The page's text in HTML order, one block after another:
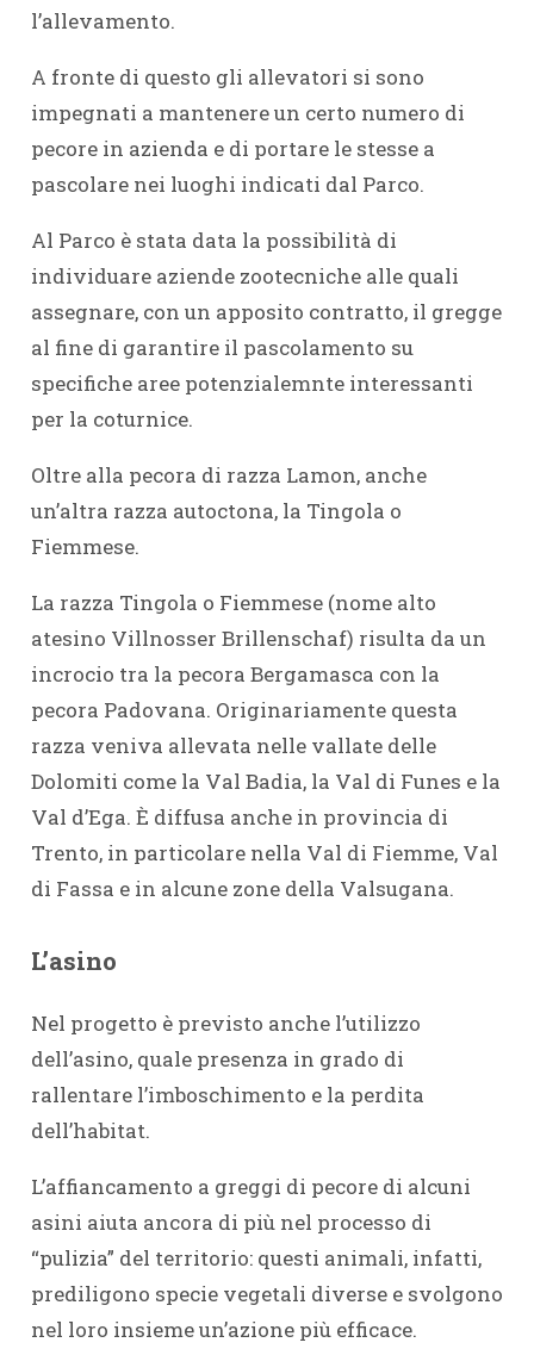
l’allevamento.
A fronte di questo gli allevatori si sono
impegnati a mantenere un certo numero di
pecore in azienda e di portare le stesse a
pascolare nei luoghi indicati dal Parco.
Al Parco è stata data la possibilità di
individuare aziende zootecniche alle quali
assegnare, con un apposito contratto, il gregge
al fine di garantire il pascolamento su
specifiche aree potenzialemnte interessanti
per la coturnice.
Oltre alla pecora di razza Lamon, anche
un’altra razza autoctona, la Tingola o
Fiemmese.
La razza Tingola o Fiemmese (nome alto
atesino Villnosser Brillenschaf) risulta da un
incrocio tra la pecora Bergamasca con la
pecora Padovana. Originariamente questa
razza veniva allevata nelle vallate delle
Dolomiti come la Val Badia, la Val di Funes e la
Val d’Ega. È diffusa anche in provincia di
Trento, in particolare nella Val di Fiemme, Val
di Fassa e in alcune zone della Valsugana.
L’asino
Nel progetto è previsto anche l’utilizzo
dell’asino, quale presenza in grado di
rallentare l’imboschimento e la perdita
dell’habitat.
L’affiancamento a greggi di pecore di alcuni
asini aiuta ancora di più nel processo di
“pulizia” del territorio: questi animali, infatti,
prediligono specie vegetali diverse e svolgono
nel loro insieme un’azione più efficace.